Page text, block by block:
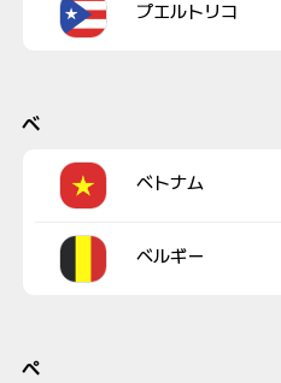
プエルトリコ
ベ
ベトナム
ベルギー
ペ